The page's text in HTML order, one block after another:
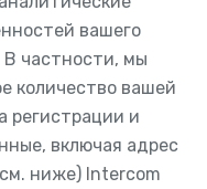
вашего
В частности, мы
количество вашей
регистрации и
включая адрес
ниже) Intercom